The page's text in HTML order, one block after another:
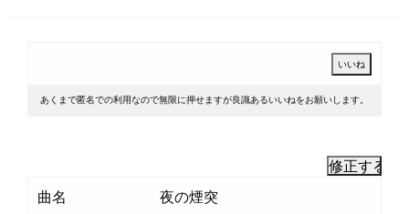
あくまで匿名での利用なので無限に押せますが良識あるいいねをお願いします。
曲名 夜の煙突